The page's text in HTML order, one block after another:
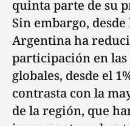
quinta parte de su
Sin embargo, desde
Argentina ha
participación en
globales, desde el
contrasta con la
de la región, que